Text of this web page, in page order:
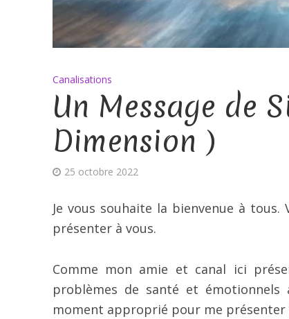
Canalisations
Un Message de
Dimension )
25 octobre 2022
Je vous souhaite la bienvenue à
présenter à vous.
Comme mon amie et canal ici
problèmes de santé et émotionnels
moment approprié pour me présenter